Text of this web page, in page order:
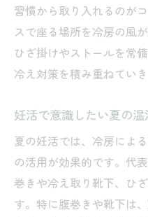
習慣から取り入れるのが
スで座る場所を冷房の風
ひざ掛けやストールを常
冷え対策を積み重ねていき
妊活で意識したい夏の
夏の妊活では、冷房によ
の活用が効果的です。代
巻きや冷え取り靴下、ひ
す。特に腹巻きや靴下は